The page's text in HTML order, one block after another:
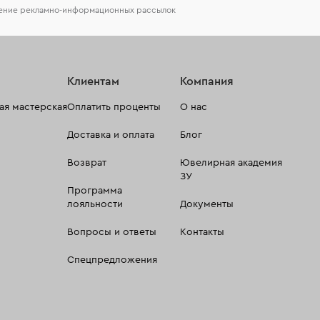
рекламно-информационных рассылок
мастерская
Клиентам
Оплатить проценты
Доставка и оплата
Возврат
Программа
лояльности
Вопросы и ответы
Спецпредложения
Компания
О нас
Блог
Ювелирная академия
ЗУ
Документы
Контакты